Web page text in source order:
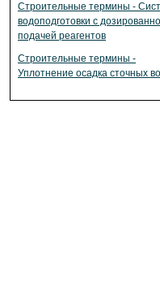
Строительные термины -
водоподготовки с
подачей реагентов
Строительные термины -
Уплотнение осадка сточных